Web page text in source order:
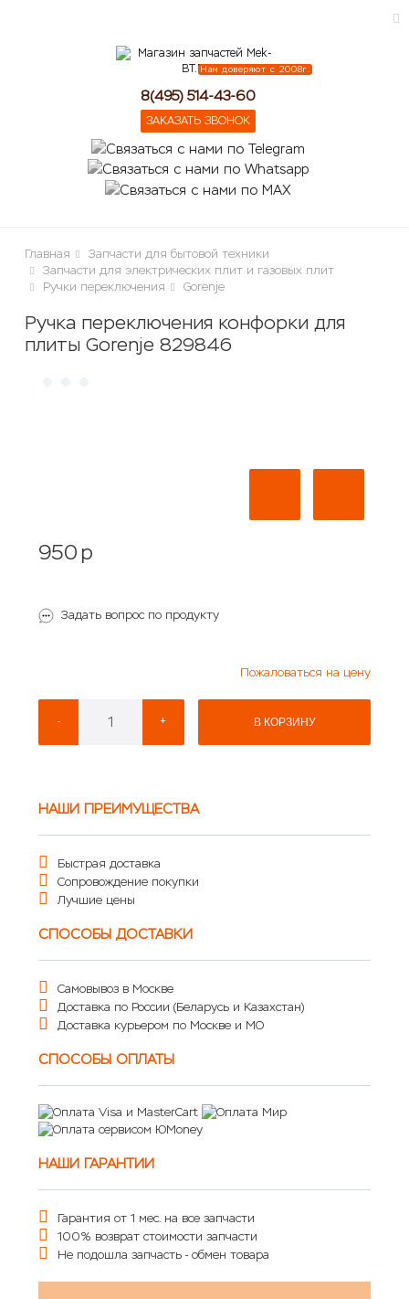
Нам доверяют с 2008г.
8(495) 514-43-60
ЗАКАЗАТЬ ЗВОНОК
Главная
Запчасти для бытовой техники
Запчасти для электрических плит и газовых плит
Ручки переключения
Gorenje
Ручка переключения конфорки для
плиты Gorenje 829846
950 p
Задать вопрос по продукту
Пожаловаться на цену
- + В КОРЗИНУ
НАШИ ПРЕИМУЩЕСТВА
Быстрая доставка
Сопровождение покупки
Лучшие цены
СПОСОБЫ ДОСТАВКИ
Самовывоз в Москве
Доставка по России (Беларусь и Казахстан)
Доставка курьером по Москве и МО
СПОСОБЫ ОПЛАТЫ
НАШИ ГАРАНТИИ
Гарантия от 1 мес. на все запчасти
100% возврат стоимости запчасти
Не подошла запчасть - обмен товара